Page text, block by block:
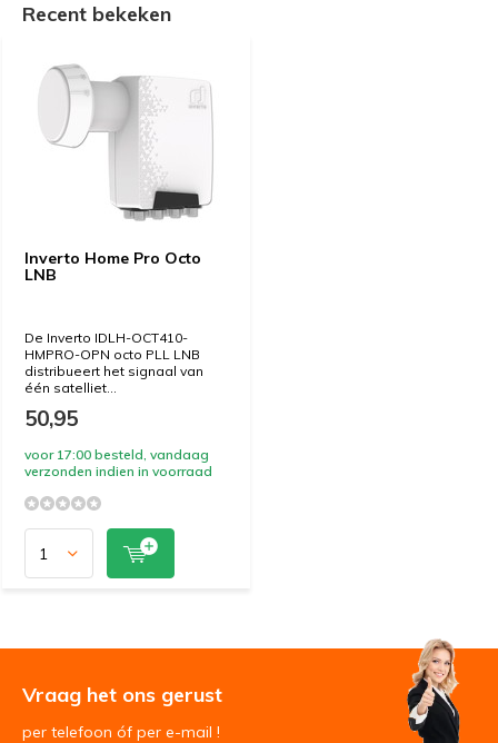
Recent bekeken
Inverto Home Pro Octo
LNB
De Inverto IDLH-OCT410-
HMPRO-OPN octo PLL LNB
distribueert het signaal van
één satelliet...
50,95
voor 17:00 besteld, vandaag
verzonden indien in voorraad
Vraag het ons gerust
per telefoon óf per e-mail !